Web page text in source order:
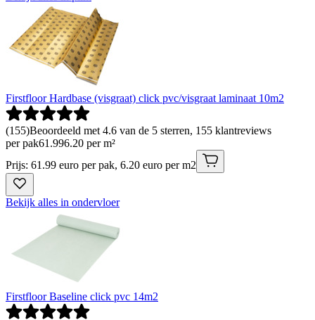
Firstfloor Hardbase (visgraat) click pvc/visgraat laminaat 10m2
(155)Beoordeeld met 4.6 van de 5 sterren, 155 klantreviews
per pak61 .996.20 per m²
Prijs: 61.99 euro per pak, 6.20 euro per m2
Bekijk alles in ondervloer
Firstfloor Baseline click pvc 14m2